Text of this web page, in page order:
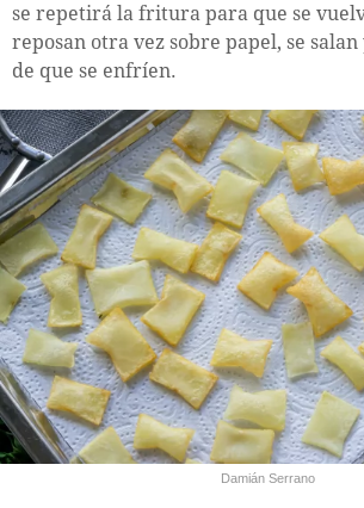
se repetirá la fritura para que se
reposan otra vez sobre papel, se
de que se enfríen.
Damián Serrano